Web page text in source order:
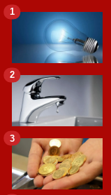
1
2
3